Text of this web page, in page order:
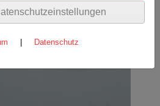
Datenschutz